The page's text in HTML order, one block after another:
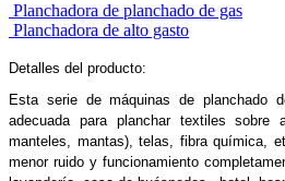
Planchadora de planchado de gas
Planchadora de alto gasto
Detalles del producto:
Esta serie de máquinas de planchado
adecuada para planchar textiles sobre
manteles, mantas), telas, fibra química,
menor ruido y funcionamiento